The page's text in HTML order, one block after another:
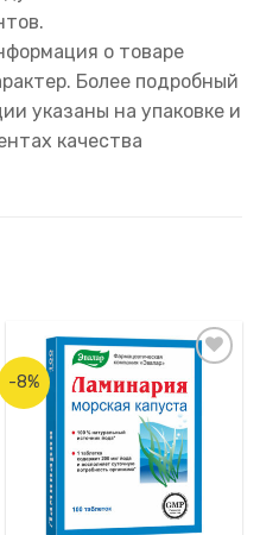
о товаре
Более подробный
указаны на упаковке и
качества
-8%